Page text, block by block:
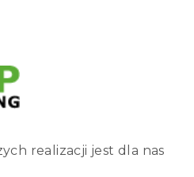
realizacji jest dla nas